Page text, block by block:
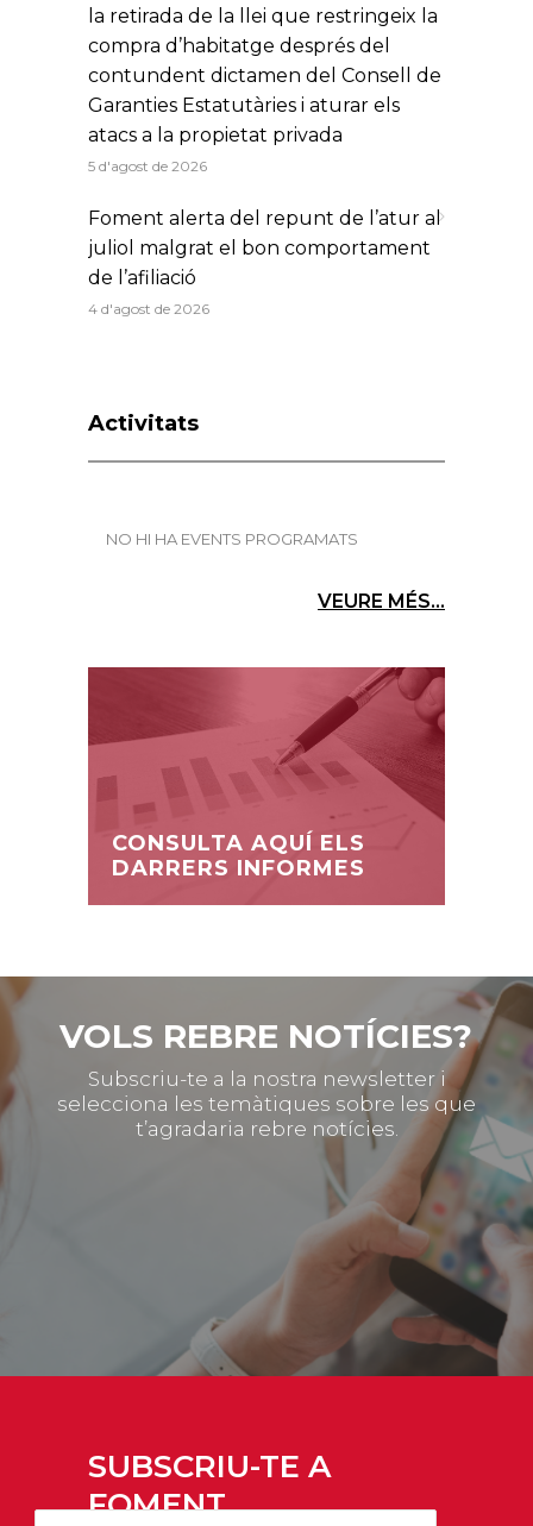
la retirada de la llei que restringeix la
compra d’habitatge després del
contundent dictamen del Consell de
Garanties Estatutàries i aturar els
atacs a la propietat privada
5 d'agost de 2026
Foment alerta del repunt de l’atur al
juliol malgrat el bon comportament
de l’afiliació
4 d'agost de 2026
Activitats
NO HI HA EVENTS PROGRAMATS
VEURE MÉS...
CONSULTA AQUÍ ELS
DARRERS INFORMES
VOLS REBRE NOTÍCIES?
Subscriu-te a la nostra newsletter i
selecciona les temàtiques sobre les que
t’agradaria rebre notícies.
SUBSCRIU-TE A
FOMENT